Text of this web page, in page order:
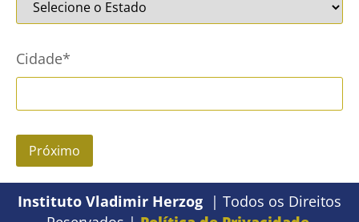
Cidade*
Próximo
Instituto Vladimir Herzog | Todos os Direitos